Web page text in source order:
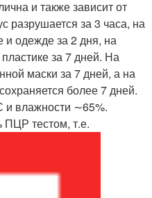
и также зависит от
разрушается за 3 часа, на
и одежде за 2 дня, на
за 7 дней. На
маски за 7 дней, а на
более 7 дней.
и влажности ∼65%.
ПЦР тестом, т.е.